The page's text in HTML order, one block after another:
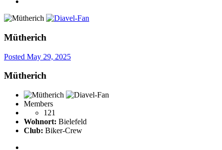
Mütherich
Posted May 29, 2025
Mütherich
Members
121
Wohnort: Bielefeld
Club: Biker-Crew